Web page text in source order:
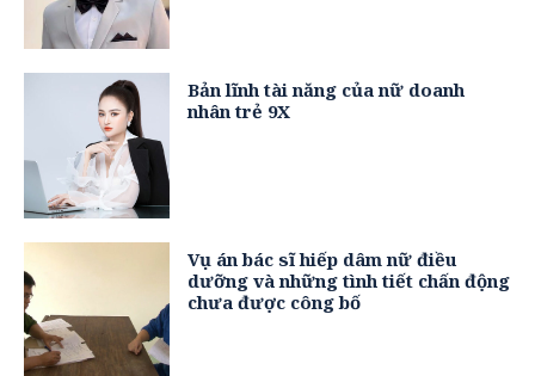
Bản lĩnh tài năng của nữ doanh
nhân trẻ 9X
Vụ án bác sĩ hiếp dâm nữ điều
dưỡng và những tình tiết chấn động
chưa được công bố